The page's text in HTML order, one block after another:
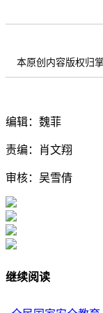
本原创内容版权归
编辑：魏菲
责编：肖文翔
审核：吴雪倩
继续阅读